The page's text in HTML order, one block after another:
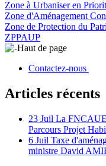
Zone à Urbaniser en
Zone d'Aménagement
Zone de Protection du
ZPPAUP
Haut de page
Contactez-nous
Articles récents
23 Juil La FNCAUE
Parcours Projet
6 Juil Taxe
ministre David